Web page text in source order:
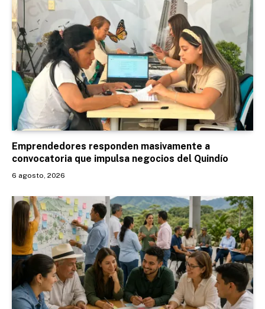
Emprendedores responden masivamente a
convocatoria que impulsa negocios del Quindío
6 agosto, 2026